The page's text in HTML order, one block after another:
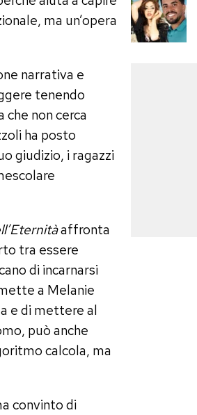
ma un’opera
narrativa e
tenendo
non cerca
ha posto
giudizio, i ragazzi
affronta
tra essere
di incarnarsi
a Melanie
e di mettere al
può anche
calcola, ma
convinto di